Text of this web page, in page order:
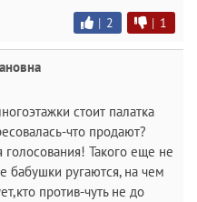
| 2 | 1
стоит палатка
что продают?
голосования! Такого еще не
бабушки ругаются, на чем
против-чуть не до